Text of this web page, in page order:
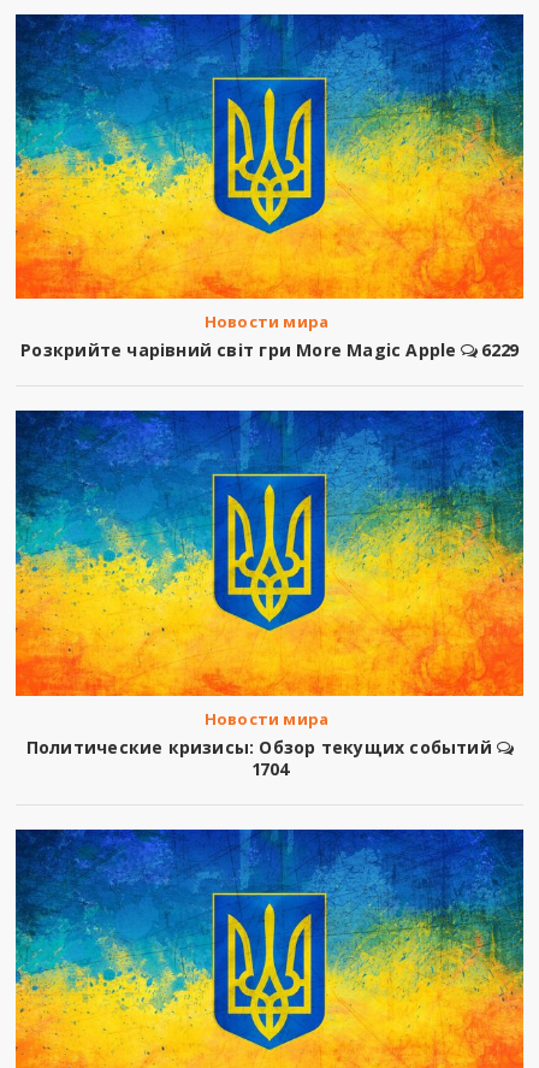
Новости мира
Розкрийте чарівний світ гри More Magic Apple 6229
Новости мира
Политические кризисы: Обзор текущих событий
1704